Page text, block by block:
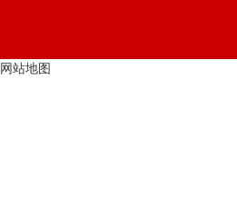
网站地图